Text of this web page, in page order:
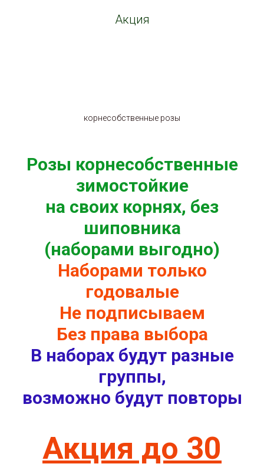
Акция
корнесобственные розы
Розы корнесобственные
зимостойкие
на своих корнях, без
шиповника
(наборами выгодно)
Наборами только
годовалые
Не подписываем
Без права выбора
В наборах будут разные
группы,
возможно будут повторы
Акция до 30